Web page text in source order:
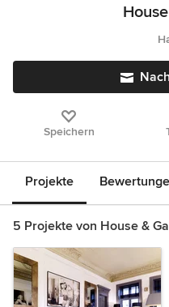
Speichern
Projekte
5 Projekte von House &